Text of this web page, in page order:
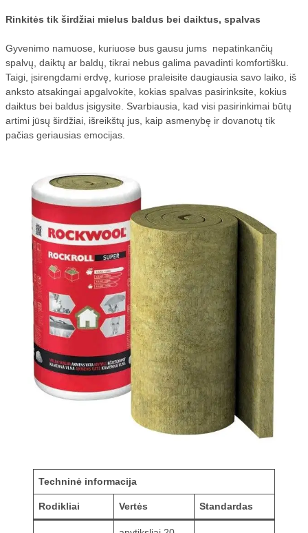
Rinkitės tik širdžiai mielus baldus bei daiktus, spalvas
Gyvenimo namuose, kuriuose bus gausu jums nepatinkančių
spalvų, daiktų ar baldų, tikrai nebus galima pavadinti komfortišku.
Taigi, įsirengdami erdvę, kuriose praleisite daugiausia savo laiko, iš
anksto atsakingai apgalvokite, kokias spalvas pasirinksite, kokius
daiktus bei baldus įsigysite. Svarbiausia, kad visi pasirinkimai būtų
artimi jūsų širdžiai, išreikštų jus, kaip asmenybę ir dovanotų tik
pačias geriausias emocijas.
Techninė informacija
Rodikliai Vertės Standardas